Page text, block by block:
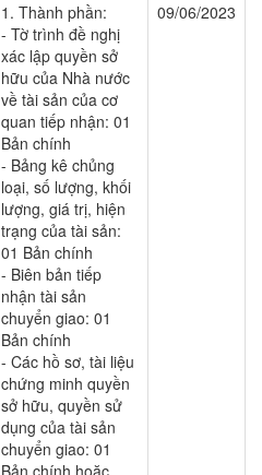
1. Thành phần:
- Tờ trình đề nghị
xác lập quyền sở
hữu của Nhà nước
về tài sản của cơ
quan tiếp nhận: 01
Bản chính
- Bảng kê chủng
loại, số lượng, khối
lượng, giá trị, hiện
trạng của tài sản:
01 Bản chính
- Biên bản tiếp
nhận tài sản
chuyển giao: 01
Bản chính
- Các hồ sơ, tài liệu
chứng minh quyền
sở hữu, quyền sử
dụng của tài sản
chuyển giao: 01
Bản chính hoặc
09/06/2023